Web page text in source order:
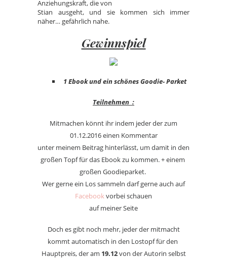
Anziehungskraft, die von
Stian ausgeht, und sie kommen sich immer
näher… gefährlich nahe.
Gewinnspiel
1 Ebook und ein schönes Goodie- Parket
Teilnehmen :
Mitmachen könnt ihr indem jeder der zum
01.12.2016 einen Kommentar
unter meinem Beitrag hinterlässt, um damit in den
großen Topf für das Ebook zu kommen. + einem
großen Goodieparket.
Wer gerne ein Los sammeln darf gerne auch auf
Facebookvorbei schauen
auf meiner Seite
Doch es gibt noch mehr, jeder der mitmacht
kommt automatisch in den Lostopf für den
Hauptpreis, der am 19.12von der Autorin selbst